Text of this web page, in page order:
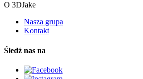
O 3DJake
Nasza grupa
Kontakt
Śledź nas na